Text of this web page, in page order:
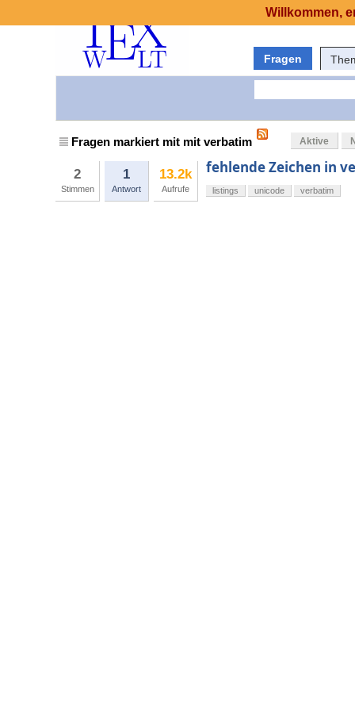
Fragen
Fragen markiert mit mit verbatim Aktive
2
Stimmen
1
Antwort
13.2k
Aufrufe
fehlende Zeichen in
listings unicode verbatim
Willkommen,